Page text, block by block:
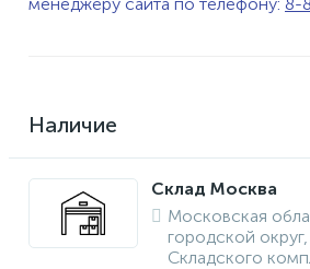
Наличие
Склад Москва
Московская
городской
Складского